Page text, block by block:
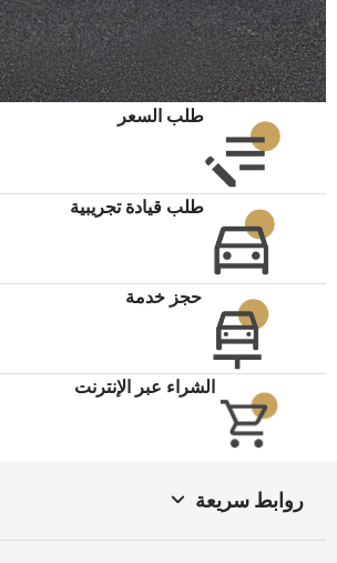
طلب السعر
طلب قيادة تجريبية
حجز خدمة
الشراء عبر الإنترنت
روابط سريعة